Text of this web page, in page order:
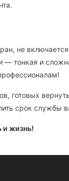
не
— тонкая и
готовых
срок службы
и жизнь!